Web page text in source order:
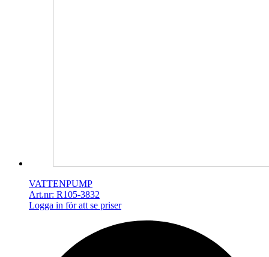
VATTENPUMP
Art.nr: R105-3832
Logga in för att se priser